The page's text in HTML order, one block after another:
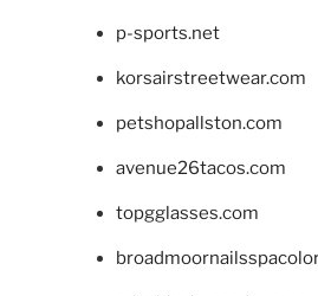
p-sports.net
korsairstreetwear.com
petshopallston.com
avenue26tacos.com
topgglasses.com